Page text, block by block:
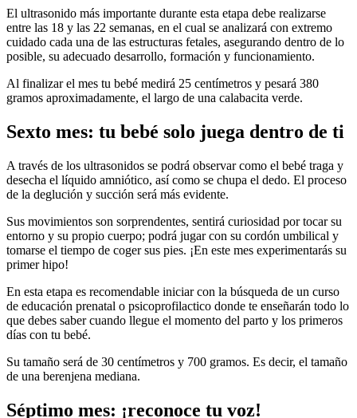
El ultrasonido más importante durante esta etapa debe realizarse
entre las 18 y las 22 semanas, en el cual se analizará con extremo
cuidado cada una de las estructuras fetales, asegurando dentro de lo
posible, su adecuado desarrollo, formación y funcionamiento.
Al finalizar el mes tu bebé medirá 25 centímetros y pesará 380
gramos aproximadamente, el largo de una calabacita verde.
Sexto mes: tu bebé solo juega dentro de ti
A través de los ultrasonidos se podrá observar como el bebé traga y
desecha el líquido amniótico, así como se chupa el dedo. El proceso
de la deglución y succión será más evidente.
Sus movimientos son sorprendentes, sentirá curiosidad por tocar su
entorno y su propio cuerpo; podrá jugar con su cordón umbilical y
tomarse el tiempo de coger sus pies. ¡En este mes experimentarás su
primer hipo!
En esta etapa es recomendable iniciar con la búsqueda de un curso
de educación prenatal o psicoprofilactico donde te enseñarán todo lo
que debes saber cuando llegue el momento del parto y los primeros
días con tu bebé.
Su tamaño será de 30 centímetros y 700 gramos. Es decir, el tamaño
de una berenjena mediana.
Séptimo mes: ¡reconoce tu voz!